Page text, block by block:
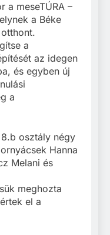
a meseTÚRA –
a Béke
a
az idegen
és egyben új
a
osztály négy
Hanna
Melani és
meghozta
el a